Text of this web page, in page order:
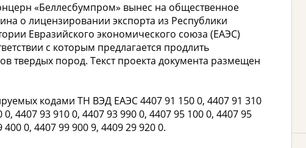
«Беллесбумпром» вынес на общественное
о лицензировании экспорта из Республики
Евразийского экономического союза (ЕАЭС)
с которым предлагается продлить
твердых пород. Текст проекта документа размещен
кодами ТН ВЭД ЕАЭС 4407 91 150 0, 4407 91 310
4407 93 910 0, 4407 93 990 0, 4407 95 100 0, 4407 95
0, 4407 99 900 9, 4409 29 920 0.